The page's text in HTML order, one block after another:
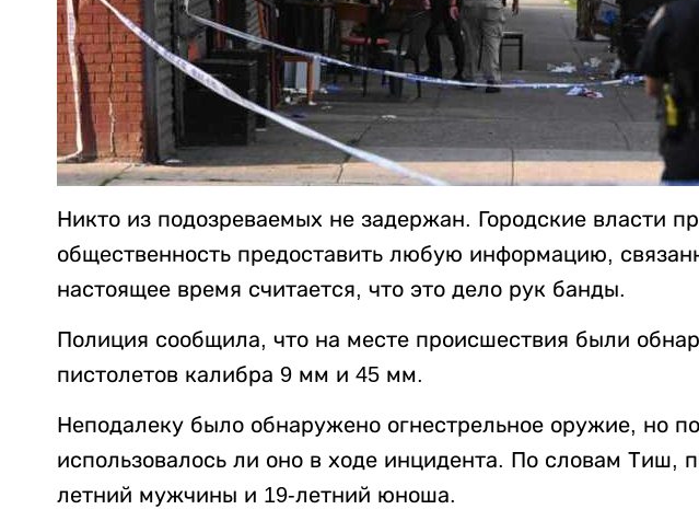
Никто из подозреваемых не задержан. Городские власти
общественность предоставить любую информацию,
настоящее время считается, что это дело рук банды.
Полиция сообщила, что на месте происшествия были
пистолетов калибра 9 мм и 45 мм.
Неподалеку было обнаружено огнестрельное оружие, но
использовалось ли оно в ходе инцидента. По словам Тиш,
летний мужчины и 19-летний юноша.